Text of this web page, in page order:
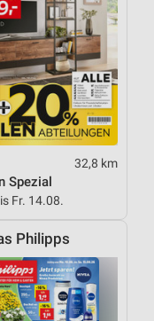
32,8 km
Spezial
Fr. 14.08.
Philipps